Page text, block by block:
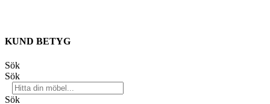
KUND BETYG
Sök
Sök
Sök